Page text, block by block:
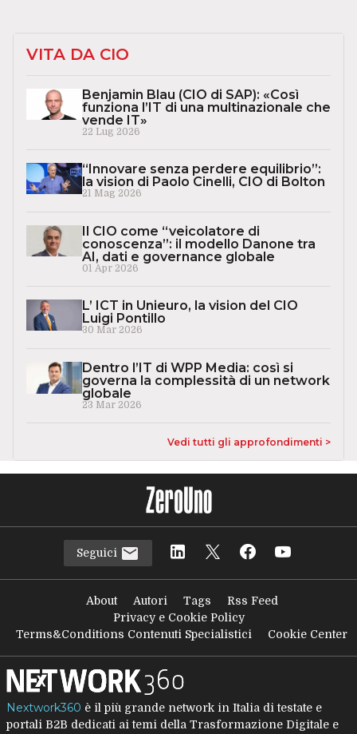
VITA DA CIO
Benjamin Blau (CIO di SAP): «Così
funziona l’IT di una multinazionale che
vende IT»
22 Lug 2026
“Innovare senza perdere equilibrio”:
la vision di Paolo Cinelli, CIO di Bolton
21 Mag 2026
Il CIO come “veicolatore di
conoscenza”: il modello Danone tra
AI, dati e governance globale
01 Apr 2026
L’ ICT in Unieuro, la vision del CIO
Luigi Pontillo
30 Mar 2026
Dentro l’IT di WPP Media: così si
governa la complessità di un network
globale
23 Mar 2026
Vedi tutti gli approfondimenti >
Seguici
About Autori Tags
Rss Feed
Privacy e Cookie Policy
Terms&Conditions Contenuti Specialistici
Cookie Center
Nextwork360 è il più grande network in Italia di testate e
portali B2B dedicati ai temi della Trasformazione Digitale e